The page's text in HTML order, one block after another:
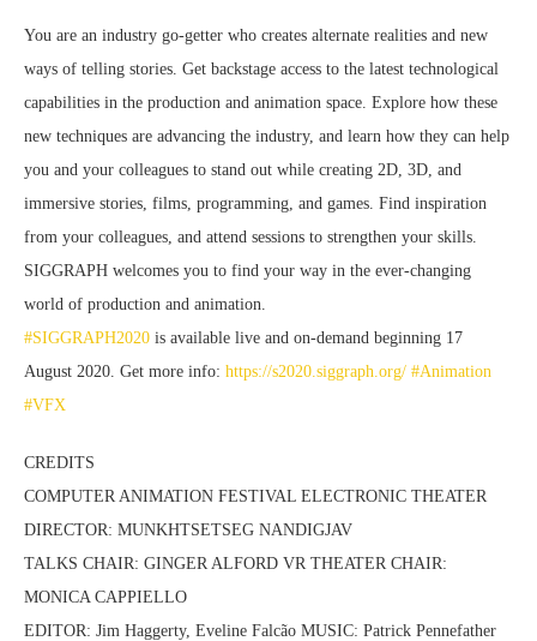
You are an industry go-getter who creates alternate realities and new
ways of telling stories. Get backstage access to the latest technological
capabilities in the production and animation space. Explore how these
new techniques are advancing the industry, and learn how they can help
you and your colleagues to stand out while creating 2D, 3D, and
immersive stories, films, programming, and games. Find inspiration
from your colleagues, and attend sessions to strengthen your skills.
SIGGRAPH welcomes you to find your way in the ever-changing
world of production and animation.
#SIGGRAPH2020 is available live and on-demand beginning 17
August 2020. Get more info: https://s2020.siggraph.org/ #Animation
#VFX
CREDITS
COMPUTER ANIMATION FESTIVAL ELECTRONIC THEATER
DIRECTOR: MUNKHTSETSEG NANDIGJAV
TALKS CHAIR: GINGER ALFORD VR THEATER CHAIR:
MONICA CAPPIELLO
EDITOR: Jim Haggerty, Eveline Falcão MUSIC: Patrick Pennefather